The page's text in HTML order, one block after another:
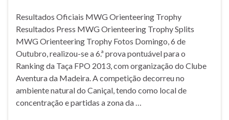
Resultados Oficiais MWG Orienteering Trophy
Resultados Press MWG Orienteering Trophy Splits
MWG Orienteering Trophy Fotos Domingo, 6 de
Outubro, realizou-se a 6.ª prova pontuável para o
Ranking da Taça FPO 2013, com organização do Clube
Aventura da Madeira. A competição decorreu no
ambiente natural do Caniçal, tendo como local de
concentração e partidas a zona da …